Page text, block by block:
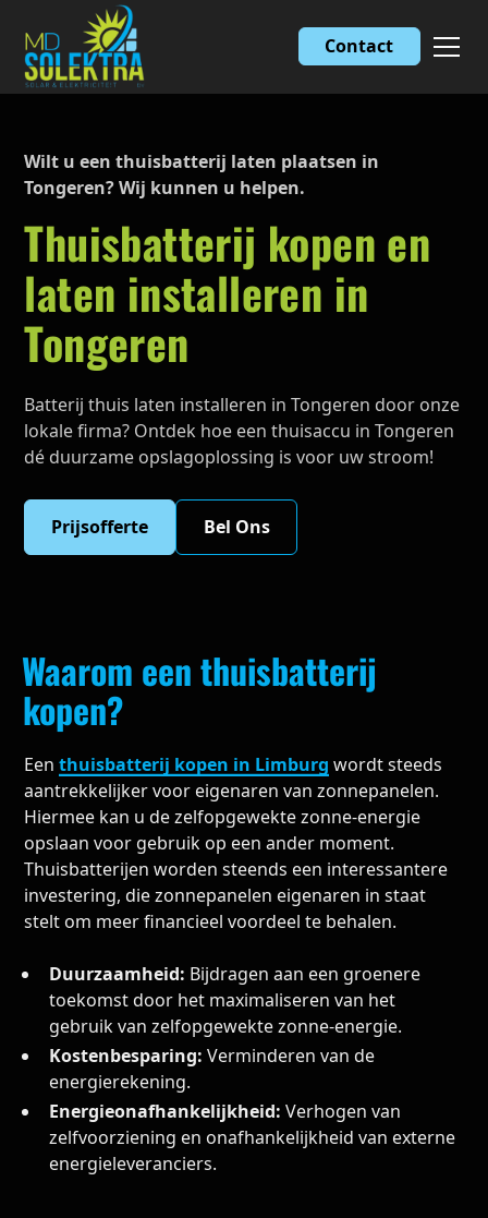
Contact
Wilt u een thuisbatterij laten plaatsen in
Tongeren? Wij kunnen u helpen.
Thuisbatterij kopen en
laten installeren in
Tongeren
Batterij thuis laten installeren in Tongeren door onze
lokale firma? Ontdek hoe een thuisaccu in Tongeren
dé duurzame opslagoplossing is voor uw stroom!
Prijsofferte Bel Ons
Waarom een thuisbatterij
kopen?
Eenthuisbatterij kopen in Limburg wordt steeds
aantrekkelijker voor eigenaren van zonnepanelen.
Hiermee kan u de zelfopgewekte zonne-energie
opslaan voor gebruik op een ander moment.
Thuisbatterijen worden steends een interessantere
investering, die zonnepanelen eigenaren in staat
stelt om meer financieel voordeel te behalen.
Duurzaamheid: Bijdragen aan een groenere
toekomst door het maximaliseren van het
gebruik van zelfopgewekte zonne-energie.
Kostenbesparing: Verminderen van de
energierekening.
Energieonafhankelijkheid: Verhogen van
zelfvoorziening en onafhankelijkheid van externe
energieleveranciers.